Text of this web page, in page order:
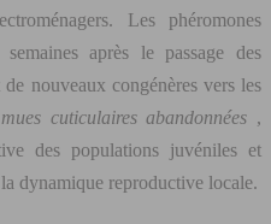
Les phéromones
semaines après le passage des
nouveaux congénères vers les
cuticulaires abandonnées ,
des populations juvéniles et
dynamique reproductive locale.